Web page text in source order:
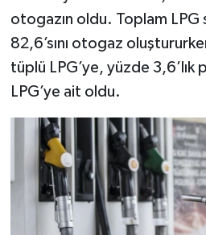
otogazın oldu. Toplam LPG
82,6’sını otogaz
tüplü LPG’ye, yüzde 3,6’lık
LPG’ye ait oldu.